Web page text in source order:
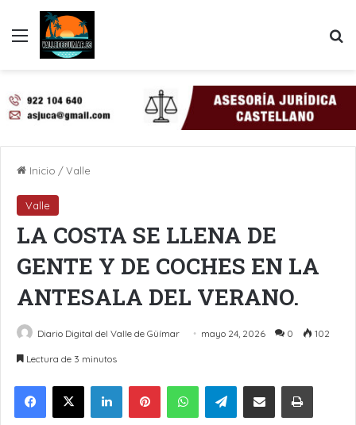
Menú
Inicio /Valle
Valle
LA COSTA SE LLENA DE
GENTE Y DE COCHES EN LA
ANTESALA DEL VERANO.
Diario Digital del Valle de Güímar mayo 24, 2026 0 102
Lectura de 3 minutos
LinkedInPinterestWhatsAppTelegramCompartir por Email Imprimir